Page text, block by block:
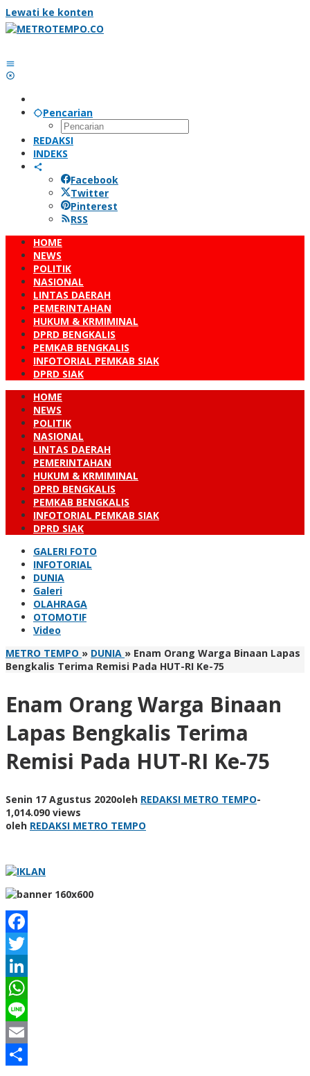
Lewati ke konten
Pencarian
REDAKSI
INDEKS
Facebook
Twitter
Pinterest
RSS
HOME
NEWS
POLITIK
NASIONAL
LINTAS DAERAH
PEMERINTAHAN
HUKUM & KRMIMINAL
DPRD BENGKALIS
PEMKAB BENGKALIS
INFOTORIAL PEMKAB SIAK
DPRD SIAK
HOME
NEWS
POLITIK
NASIONAL
LINTAS DAERAH
PEMERINTAHAN
HUKUM & KRMIMINAL
DPRD BENGKALIS
PEMKAB BENGKALIS
INFOTORIAL PEMKAB SIAK
DPRD SIAK
GALERI FOTO
INFOTORIAL
DUNIA
Galeri
OLAHRAGA
OTOMOTIF
Video
METRO TEMPO » DUNIA » Enam Orang Warga Binaan Lapas
Bengkalis Terima Remisi Pada HUT-RI Ke-75
Enam Orang Warga Binaan
Lapas Bengkalis Terima
Remisi Pada HUT-RI Ke-75
Senin 17 Agustus 2020oleh REDAKSI METRO TEMPO-
1,014.090 views
oleh REDAKSI METRO TEMPO
Facebook
Twitter
LinkedIn
WhatsApp
Line
Email